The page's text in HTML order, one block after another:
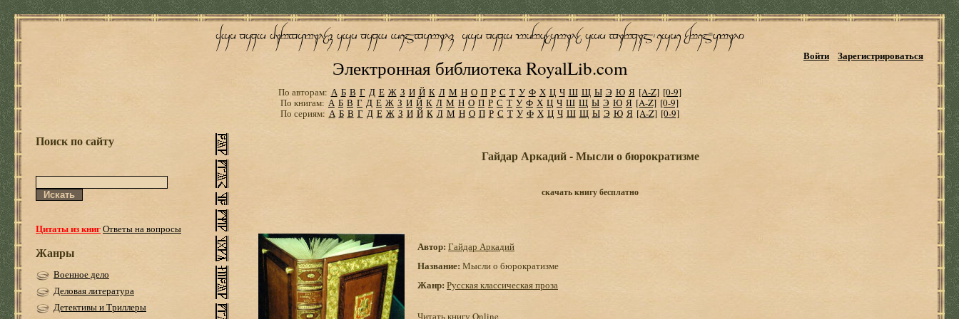
Электронная библиотека RoyalLib.com
Войти Зарегистрироваться
По авторам: А Б В Г Д Е Ж З И Й К Л М Н О П Р С Т У Ф Х Ц Ч Ш Щ Ы Э Ю Я [A-Z] [0-9]
По книгам: А Б В Г Д Е Ж З И Й К Л М Н О П Р С Т У Ф Х Ц Ч Ш Щ Ы Э Ю Я [A-Z] [0-9]
По сериям: А Б В Г Д Е Ж З И Й К Л М Н О П Р С Т У Ф Х Ц Ч Ш Щ Ы Э Ю Я [A-Z] [0-9]
Поиск по сайту
Цитаты из книгОтветы на вопросы
Жанры
Военное дело
Деловая литература
Детективы и Триллеры
Гайдар Аркадий - Мысли о бюрократизме
скачать книгу бесплатно
Автор: Гайдар Аркадий
Название: Мысли о бюрократизме
Жанр: Русская классическая проза
Читать книгу Online